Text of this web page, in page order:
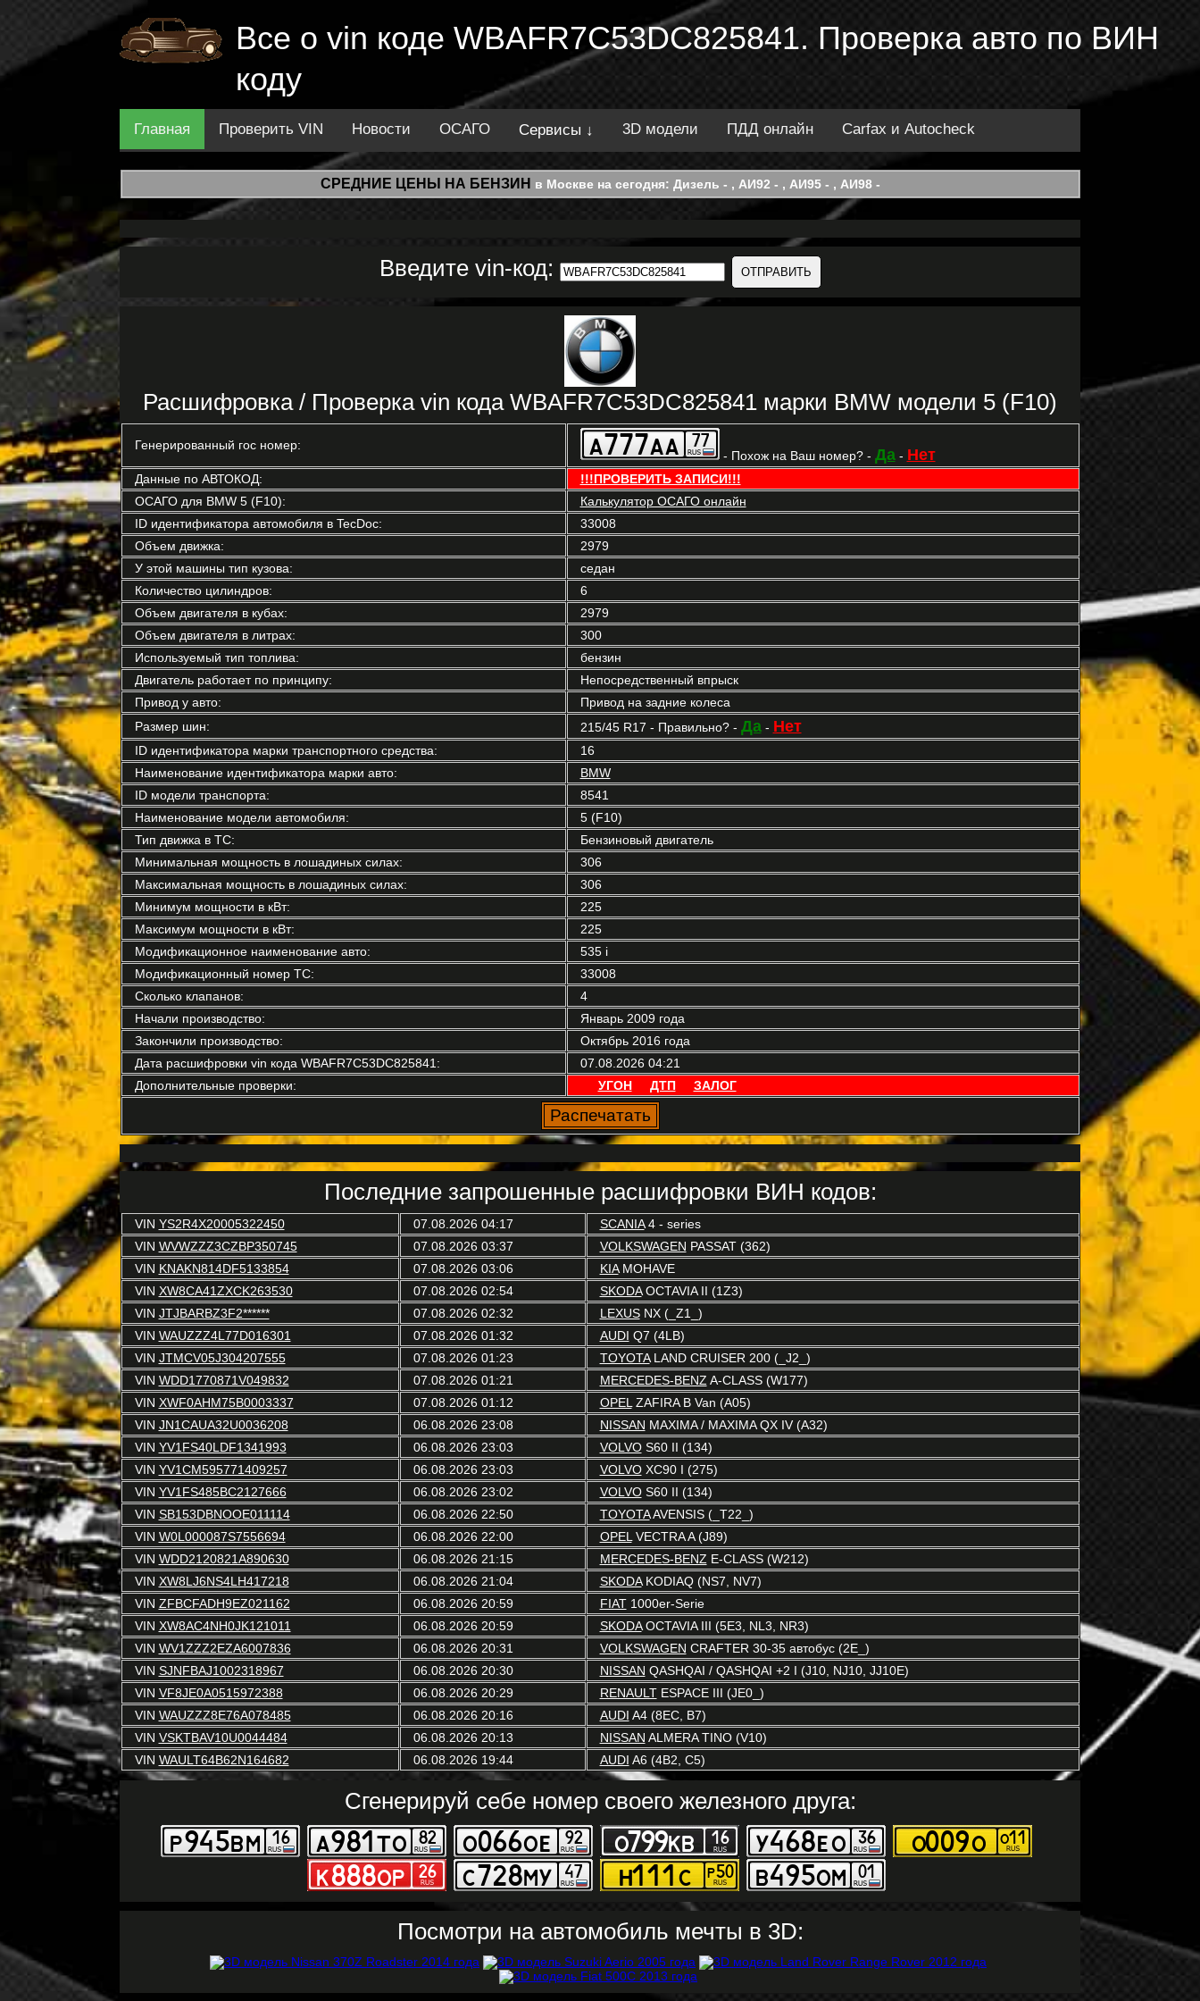
Все о vin коде WBAFR7C53DC825841. Проверка авто по ВИН
коду
Главная Проверить VIN Новости ОСАГО Сервисы ↓ 3D модели ПДД онлайн Carfax и Autocheck
СРЕДНИЕ ЦЕНЫ НА БЕНЗИН в Москве на сегодня: Дизель - , АИ92 - , АИ95 - , АИ98 -
Введите vin-код:
Расшифровка / Проверка vin кода WBAFR7C53DC825841 марки BMW модели 5 (F10)
Генерированный гос номер:
- Похож на Ваш номер? - Да- Нет
Данные по АВТОКОД:
!!!ПРОВЕРИТЬ ЗАПИСИ!!!
ОСАГО для BMW 5 (F10):
Калькулятор ОСАГО онлайн
ID идентификатора автомобиля в TecDoc:
33008
Объем движка:
2979
У этой машины тип кузова:
седан
Количество цилиндров:
6
Объем двигателя в кубах:
2979
Объем двигателя в литрах:
300
Используемый тип топлива:
бензин
Двигатель работает по принципу:
Непосредственный впрыск
Привод у авто:
Привод на задние колеса
Размер шин:
215/45 R17 - Правильно? - Да- Нет
ID идентификатора марки транспортного средства:
16
Наименование идентификатора марки авто:
BMW
ID модели транспорта:
8541
Наименование модели автомобиля:
5 (F10)
Тип движка в ТС:
Бензиновый двигатель
Минимальная мощность в лошадиных силах:
306
Максимальная мощность в лошадиных силах:
306
Минимум мощности в кВт:
225
Максимум мощности в кВт:
225
Модификационное наименование авто:
535 i
Модификационный номер ТС:
33008
Сколько клапанов:
4
Начали производство:
Январь 2009 года
Закончили производство:
Октябрь 2016 года
Дата расшифровки vin кода WBAFR7C53DC825841:
07.08.2026 04:21
Дополнительные проверки:
УГОН ДТП ЗАЛОГ
Последние запрошенные расшифровки ВИН кодов:
VIN YS2R4X20005322450 07.08.2026 04:17 SCANIA4 - series
VIN WVWZZZ3CZBP350745 07.08.2026 03:37 VOLKSWAGEN PASSAT (362)
VIN KNAKN814DF5133854 07.08.2026 03:06 KIAMOHAVE
VIN XW8CA41ZXCK263530 07.08.2026 02:54 SKODAOCTAVIA II (1Z3)
VIN JTJBARBZ3F2****** 07.08.2026 02:32 LEXUSNX (_Z1_)
VIN WAUZZZ4L77D016301 07.08.2026 01:32 AUDI Q7 (4LB)
VIN JTMCV05J304207555 07.08.2026 01:23 TOYOTALAND CRUISER 200 (_J2_)
VIN WDD1770871V049832 07.08.2026 01:21 MERCEDES-BENZ A-CLASS (W177)
VIN XWF0AHM75B0003337 07.08.2026 01:12 OPEL ZAFIRA B Van (A05)
VIN JN1CAUA32U0036208 06.08.2026 23:08 NISSAN MAXIMA / MAXIMA QX IV (A32)
VIN YV1FS40LDF1341993 06.08.2026 23:03 VOLVOS60 II (134)
VIN YV1CM595771409257 06.08.2026 23:03 VOLVOXC90 I (275)
VIN YV1FS485BC2127666 06.08.2026 23:02 VOLVOS60 II (134)
VIN SB153DBNOOE011114 06.08.2026 22:50 TOYOTAAVENSIS (_T22_)
VIN W0L000087S7556694 06.08.2026 22:00 OPEL VECTRA A (J89)
VIN WDD2120821A890630 06.08.2026 21:15 MERCEDES-BENZ E-CLASS (W212)
VIN XW8LJ6NS4LH417218 06.08.2026 21:04 SKODAKODIAQ (NS7, NV7)
VIN ZFBCFADH9EZ021162 06.08.2026 20:59 FIAT1000er-Serie
VIN XW8AC4NH0JK121011 06.08.2026 20:59 SKODAOCTAVIA III (5E3, NL3, NR3)
VIN WV1ZZZ2EZA6007836 06.08.2026 20:31 VOLKSWAGEN CRAFTER 30-35 автобус (2E_)
VIN SJNFBAJ1002318967 06.08.2026 20:30 NISSAN QASHQAI / QASHQAI +2 I (J10, NJ10, JJ10E)
VIN VF8JE0A0515972388 06.08.2026 20:29 RENAULTESPACE III (JE0_)
VIN WAUZZZ8E76A078485 06.08.2026 20:16 AUDI A4 (8EC, B7)
VIN VSKTBAV10U0044484 06.08.2026 20:13 NISSAN ALMERA TINO (V10)
VIN WAULT64B62N164682 06.08.2026 19:44 AUDI A6 (4B2, C5)
Сгенерируй себе номер своего железного друга:
Посмотри на автомобиль мечты в 3D: